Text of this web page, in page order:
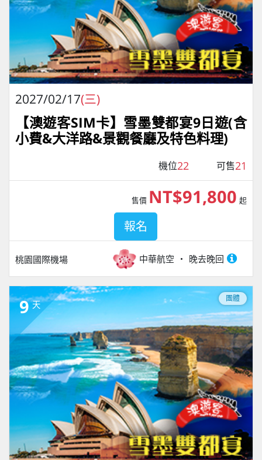
2027/02/17(三)
【澳遊客SIM卡】雪墨雙都宴9日遊(含
小費&大洋路&景觀餐廳及特色料理)
機位22 可售21
桃園國際機場 中華航空 晚去晚回
售價 NT$91,800 起
報名
9 天
團體